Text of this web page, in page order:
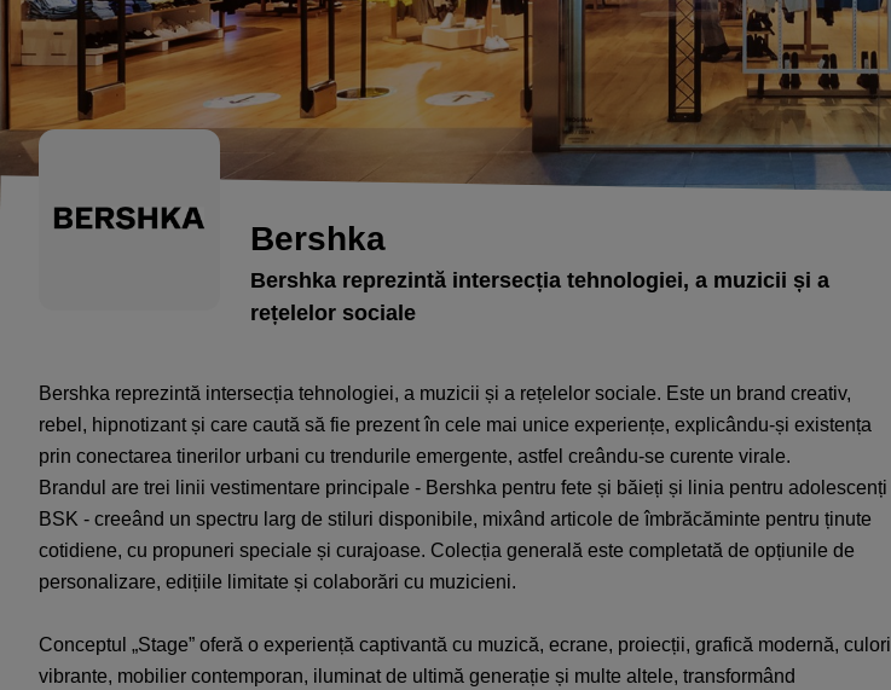
Bershka
Bershka reprezintă intersecția tehnologiei, a muzicii și a
rețelelor sociale
Bershka reprezintă intersecția tehnologiei, a muzicii și a rețelelor sociale. Este un brand creativ,
rebel, hipnotizant și care caută să fie prezent în cele mai unice experiențe, explicându-și existența
prin conectarea tinerilor urbani cu trendurile emergente, astfel creându-se curente virale.
Brandul are trei linii vestimentare principale - Bershka pentru fete și băieți și linia pentru adolescenți
BSK - creeând un spectru larg de stiluri disponibile, mixând articole de îmbrăcăminte pentru ținute
cotidiene, cu propuneri speciale și curajoase. Colecția generală este completată de opțiunile de
personalizare, edițiile limitate și colaborări cu muzicieni.
Conceptul „Stage” oferă o experiență captivantă cu muzică, ecrane, proiecții, grafică modernă, culori
vibrante, mobilier contemporan, iluminat de ultimă generație și multe altele, transformând